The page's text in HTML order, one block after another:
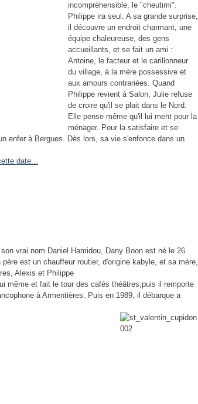
incompréhensible, le "cheutimi".
Philippe ira seul. A sa grande surprise,
il découvre un endroit charmant, une
équipe chaleureuse, des gens
accueillants, et se fait un ami :
Antoine, le facteur et le carillonneur
du village, à la mère possessive et
aux amours contrariées. Quand
Philippe revient à Salon, Julie refuse
de croire qu'il se plait dans le Nord.
Elle pense même qu'il lui ment pour la
ménager. Pour la satisfaire et se
enfer à Bergues. Dès lors, sa vie s'enfonce dans un
date...
son vrai nom Daniel Hamidou, Dany Boon est né le 26
est un chauffeur routier, d'origine kabyle, et sa mère,
Alexis et Philippe
même et fait le tour des cafés théâtres,puis il remporte
à Armentières. Puis en 1989, il débarque a